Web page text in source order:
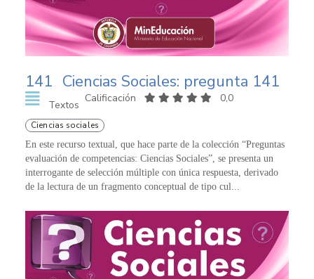
141 Ciencias Sociales: pregunta 141
Textos
Calificación 0,0
Ciencias sociales
En este recurso textual, que hace parte de la colección “Preguntas
evaluación de competencias: Ciencias Sociales”, se presenta un
interrogante de selección múltiple con única respuesta, derivado
de la lectura de un fragmento conceptual de tipo cul...